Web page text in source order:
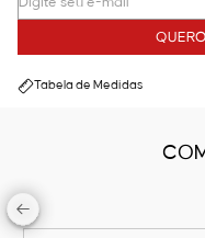
Tabela de Medidas